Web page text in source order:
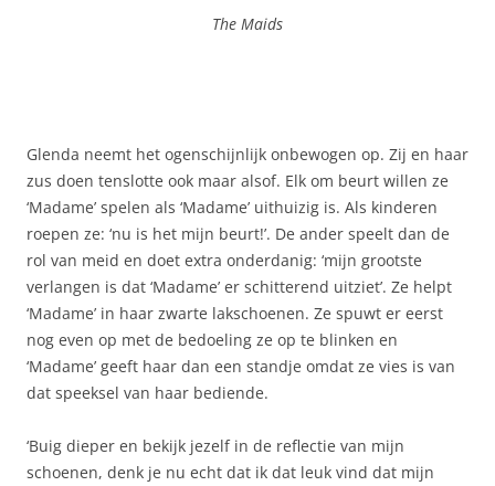
The Maids
Glenda neemt het ogenschijnlijk onbewogen op. Zij en haar
zus doen tenslotte ook maar alsof. Elk om beurt willen ze
‘Madame’ spelen als ‘Madame’ uithuizig is. Als kinderen
roepen ze: ‘nu is het mijn beurt!’. De ander speelt dan de
rol van meid en doet extra onderdanig: ‘mijn grootste
verlangen is dat ‘Madame’ er schitterend uitziet’. Ze helpt
‘Madame’ in haar zwarte lakschoenen. Ze spuwt er eerst
nog even op met de bedoeling ze op te blinken en
‘Madame’ geeft haar dan een standje omdat ze vies is van
dat speeksel van haar bediende.
‘Buig dieper en bekijk jezelf in de reflectie van mijn
schoenen, denk je nu echt dat ik dat leuk vind dat mijn